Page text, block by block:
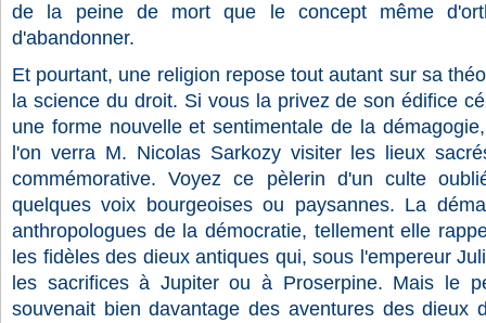
de la peine de mort que le concept même
d'abandonner.
Et pourtant, une religion repose tout autant sur sa
la science du droit. Si vous la privez de son édifice
une forme nouvelle et sentimentale de la
l'on verra M. Nicolas Sarkozy visiter les lieux
commémorative. Voyez ce pèlerin d'un culte
quelques voix bourgeoises ou paysannes. La
anthropologues de la démocratie, tellement elle
les fidèles des dieux antiques qui, sous l'empereur
les sacrifices à Jupiter ou à Proserpine. Mais le
souvenait bien davantage des aventures des dieux